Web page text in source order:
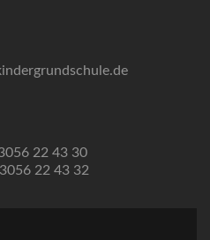
22 43 30
22 43 32